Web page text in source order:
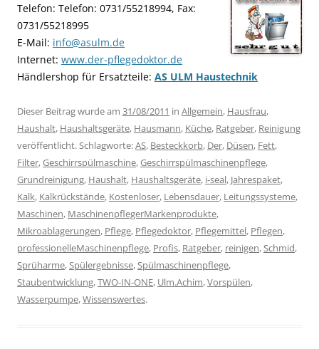
Telefon: Telefon: 0731/55218994, Fax:
0731/55218995
E-Mail: info@asulm.de
Internet: www.der-pflegedoktor.de
Händlershop für Ersatzteile: AS ULM Haustechnik
Dieser Beitrag wurde am 31/08/2011 in Allgemein, Hausfrau,
Haushalt, Haushaltsgeräte, Hausmann, Küche, Ratgeber, Reinigung
veröffentlicht. Schlagworte:AS, Besteckkorb, Der, Düsen, Fett,
Filter,Geschirrspülmaschine,Geschirrspülmaschinenpflege,
Grundreinigung, Haushalt, Haushaltsgeräte, i-seal, Jahrespaket,
Kalk, Kalkrückstände, Kostenloser, Lebensdauer, Leitungssysteme,
Maschinen, MaschinenpflegerMarkenprodukte,
Mikroablagerungen, Pflege, Pflegedoktor, Pflegemittel, Pflegen,
professionelleMaschinenpflege, Profis, Ratgeber, reinigen, Schmid,
Sprüharme, Spülergebnisse, Spülmaschinenpflege,
Staubentwicklung,TWO-IN-ONE, Ulm.Achim,Vorspülen,
Wasserpumpe,Wissenswertes.